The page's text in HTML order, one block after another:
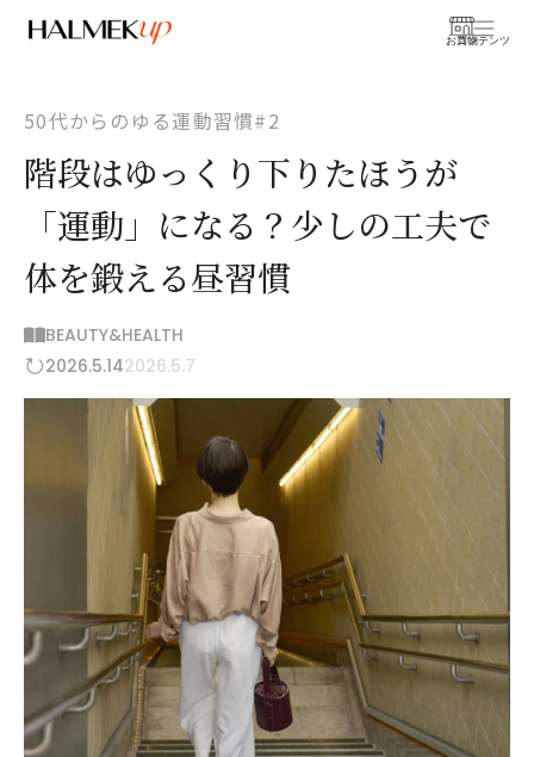
お買物
コンテンツ
50代からのゆる運動習慣#2
階段はゆっくり下りたほうが
「運動」になる？少しの工夫で
体を鍛える昼習慣
BEAUTY&HEALTH
2026.5.142026.5.7